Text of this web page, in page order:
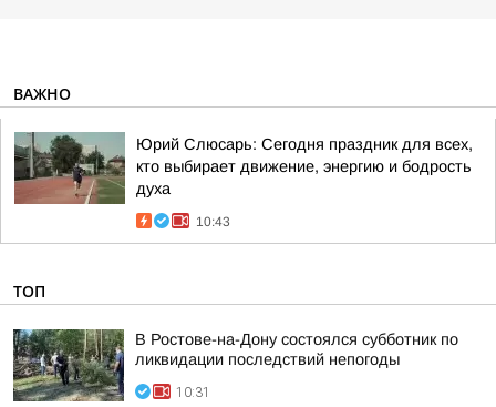
ВАЖНО
Юрий Слюсарь: Сегодня праздник для всех,
кто выбирает движение, энергию и бодрость
духа
10:43
ТОП
В Ростове-на-Дону состоялся субботник по
ликвидации последствий непогоды
10:31